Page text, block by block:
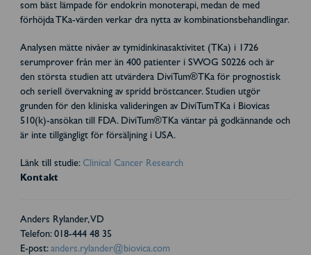
som bäst lämpade för endokrin monoterapi, medan de med
förhöjda TKa-värden verkar dra nytta av kombinationsbehandlingar.
Analysen mätte nivåer av tymidinkinasaktivitet (TKa) i 1726
serumprover från mer än 400 patienter i SWOG S0226 och är
den största studien att utvärdera DiviTum®TKa för prognostisk
och seriell övervakning av spridd bröstcancer. Studien utgör
grunden för den kliniska valideringen av DiviTumTKa i Biovicas
510(k)-ansökan till FDA. DiviTum®TKa väntar på godkännande och
är inte tillgängligt för försäljning i USA.
Länk till studie: Clinical Cancer Research
Kontakt
Anders Rylander, VD
Telefon: 018-444 48 35
E-post: anders.rylander@biovica.com